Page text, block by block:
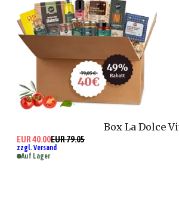
Box La Dolce
EUR 40.00EUR 79.05
zzgl. Versand
Auf Lager